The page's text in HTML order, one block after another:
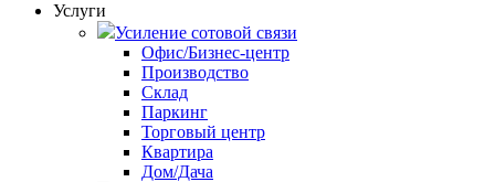
Услуги
Усиление сотовой связи
Офис/Бизнес-центр
Производство
Склад
Паркинг
Торговый центр
Квартира
Дом/Дача